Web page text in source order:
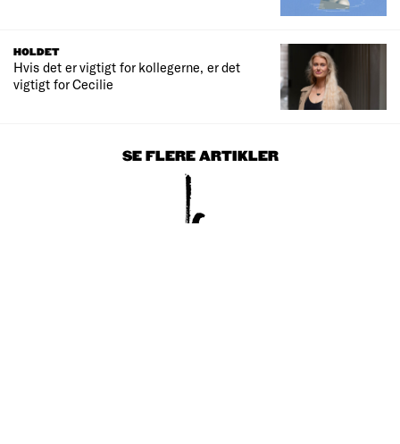
HOLDET
Hvis det er vigtigt for kollegerne, er det
vigtigt for Cecilie
SE FLERE ARTIKLER